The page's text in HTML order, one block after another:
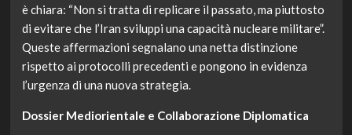
è chiara: “Non si tratta di replicare il passato, ma piuttosto
di evitare che l’Iran sviluppi una capacità nucleare militare”.
Queste affermazioni segnalano una netta distinzione
rispetto ai protocolli precedenti e pongono in evidenza
l’urgenza di una nuova strategia.
Dossier Mediorientale e Collaborazione Diplomatica